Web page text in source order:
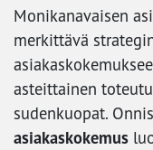
Monikanavaisen
merkittävä
asteittainen
sudenkuopat.
asiakaskokemus